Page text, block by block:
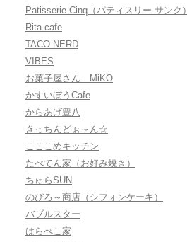
Patisserie Cinq（パティスリー サンク）
Rita cafe
TACO NERD
VIBES
お菓子屋さん MiKO
かすいぼうCafe
からあげ豊八
きっちんどぉ～ん☆
こここめキッチン
たべてん家（お好み焼き）
ちゅらSUN
のびろ～商店（シフォンケーキ）
バブルスター
はらぺこ家